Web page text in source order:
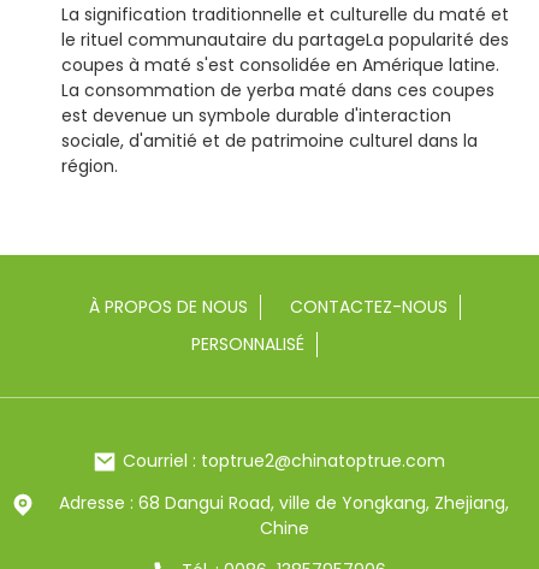
La signification traditionnelle et culturelle du maté et
le rituel communautaire du partageLa popularité des
coupes à maté s'est consolidée en Amérique latine.
La consommation de yerba maté dans ces coupes
est devenue un symbole durable d'interaction
sociale, d'amitié et de patrimoine culturel dans la
région.
À PROPOS DE NOUS
CONTACTEZ-NOUS
PERSONNALISÉ
Courriel : toptrue2@chinatoptrue.com
Adresse : 68 Dangui Road, ville de Yongkang, Zhejiang,
Chine